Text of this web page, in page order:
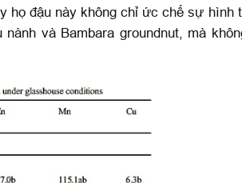
họ đậu này không chỉ ức chế sự hình
và Bambara groundnut, mà